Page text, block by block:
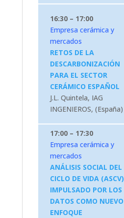
16:30 – 17:00
Empresa cerámica y
mercados
RETOS DE LA
DESCARBONIZACIÓN
PARA EL SECTOR
CERÁMICO ESPAÑOL
J.L. Quintela, IAG
INGENIEROS, (España)
17:00 – 17:30
Empresa cerámica y
mercados
ANÁLISIS SOCIAL DEL
CICLO DE VIDA (ASCV)
IMPULSADO POR LOS
DATOS COMO NUEVO
ENFOQUE